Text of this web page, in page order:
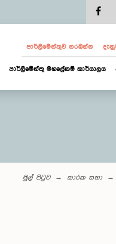
පාර්ලි‌මේන්තුව නරඹන්න
පාර්ලිමේන්තු මහලේකම් කාර්යාලය
මුල් පිටුව කාරක සභා